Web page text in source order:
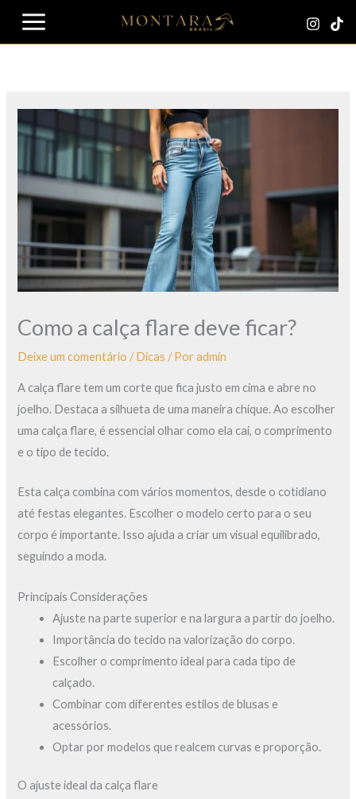
para
Como a calça flare deve ficar?
Deixe um comentário /Dicas / Poradmin
A calça flare tem um corte que fica justo em cima e abre no
joelho. Destaca a silhueta de uma maneira chique. Ao escolher
uma calça flare, é essencial olhar como ela cai, o comprimento
e o tipo de tecido.
Esta calça combina com vários momentos, desde o cotidiano
até festas elegantes. Escolher o modelo certo para o seu
corpo é importante. Isso ajuda a criar um visual equilibrado,
seguindo a moda.
Principais Considerações
Ajuste na parte superior e na largura a partir do joelho.
Importância do tecido na valorização do corpo.
Escolher o comprimento ideal para cada tipo de
calçado.
Combinar com diferentes estilos de blusas e
acessórios.
Optar por modelos que realcem curvas e proporção.
O ajuste ideal da calça flare